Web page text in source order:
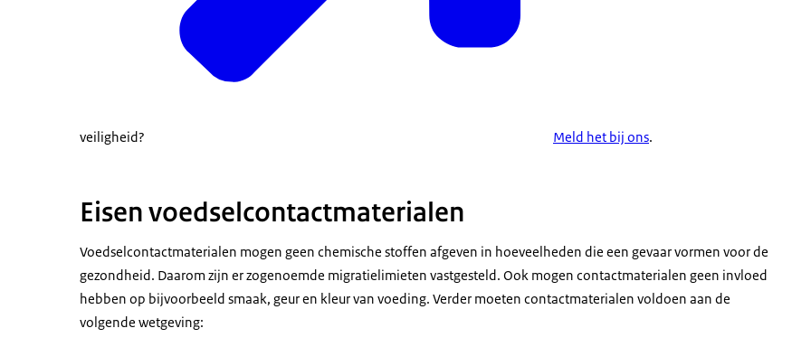
veiligheid? Meld het bij ons.
Eisen voedselcontactmaterialen
Voedselcontactmaterialen mogen geen chemische stoffen afgeven in hoeveelheden die een gevaar vormen voor de
gezondheid. Daarom zijn er zogenoemde migratielimieten vastgesteld. Ook mogen contactmaterialen geen invloed
hebben op bijvoorbeeld smaak, geur en kleur van voeding. Verder moeten contactmaterialen voldoen aan de
volgende wetgeving: